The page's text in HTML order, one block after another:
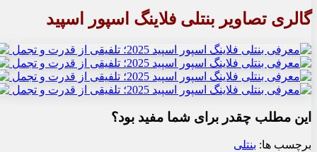
گالری تصاویر بنتلی فلاینگ اسپور اسپید
این مطلب چقدر برای شما مفید بود؟
برچسب ها: بنتلی